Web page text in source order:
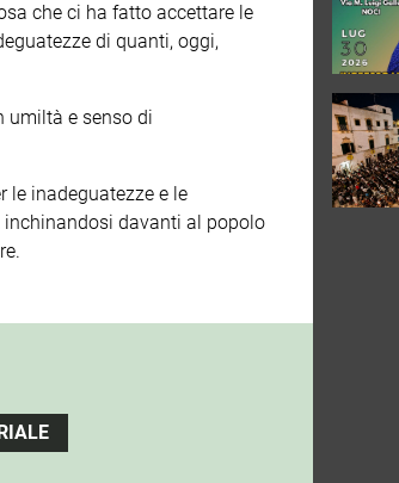
che ci ha fatto accettare le
di quanti, oggi,
umiltà e senso di
le inadeguatezze e le
davanti al popolo